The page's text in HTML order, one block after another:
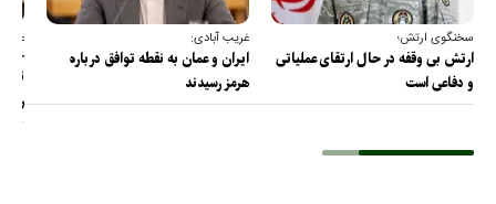
سخنگوی ارتش؛
ارتش بی وقفه در حال ارتقای عملیاتی
و دفاعی است
غریب آبادی:
ایران و عمان به نقطه توافق درباره
هرمز رسیدند
عضو
را